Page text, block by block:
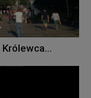
Królewca…